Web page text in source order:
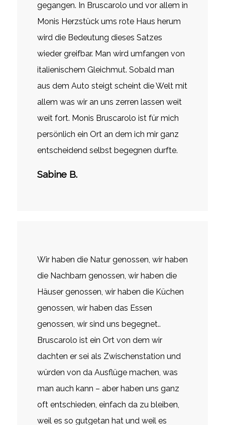
gegangen. In Bruscarolo und vor allem in
Monis Herzstück ums rote Haus herum
wird die Bedeutung dieses Satzes
wieder greifbar. Man wird umfangen von
italienischem Gleichmut. Sobald man
aus dem Auto steigt scheint die Welt mit
allem was wir an uns zerren lassen weit
weit fort. Monis Bruscarolo ist für mich
persönlich ein Ort an dem ich mir ganz
entscheidend selbst begegnen durfte.
Sabine B.
Wir haben die Natur genossen, wir haben
die Nachbarn genossen, wir haben die
Häuser genossen, wir haben die Küchen
genossen, wir haben das Essen
genossen, wir sind uns begegnet..
Bruscarolo ist ein Ort von dem wir
dachten er sei als Zwischenstation und
würden von da Ausflüge machen, was
man auch kann – aber haben uns ganz
oft entschieden, einfach da zu bleiben,
weil es so gutgetan hat und weil es